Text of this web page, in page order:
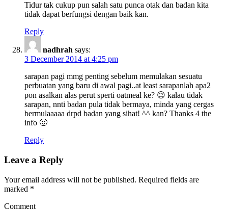
Tidur tak cukup pun salah satu punca otak dan badan kita
tidak dapat berfungsi dengan baik kan.
Reply
nadhrah says:
3 December 2014 at 4:25 pm
sarapan pagi mmg penting sebelum memulakan sesuatu
perbuatan yang baru di awal pagi..at least sarapanlah apa2
pon asalkan alas perut sperti oatmeal ke? 😉 kalau tidak
sarapan, nnti badan pula tidak bermaya, minda yang cergas
bermulaaaaa drpd badan yang sihat! ^^ kan? Thanks 4 the
info 🙂
Reply
Leave a Reply
Your email address will not be published. Required fields are
marked *
Comment